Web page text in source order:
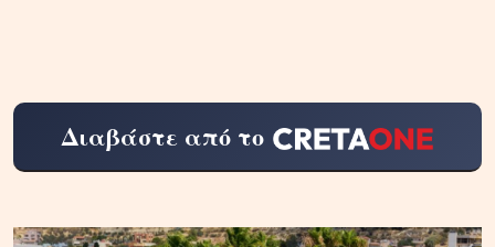
Διαβάστε από το